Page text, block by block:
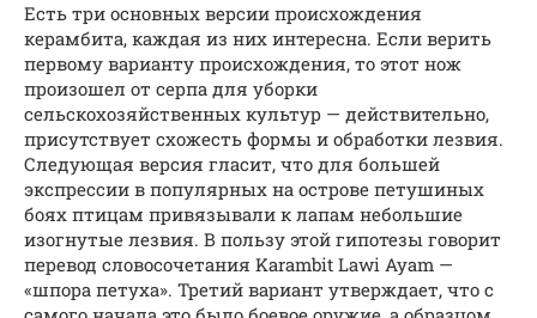
Есть три основных версии происхождения
керамбита, каждая из них интересна. Если верить
первому варианту происхождения, то этот нож
произошел от серпа для уборки
сельскохозяйственных культур — действительно,
присутствует схожесть формы и обработки лезвия.
Следующая версия гласит, что для большей
экспрессии в популярных на острове петушиных
боях птицам привязывали к лапам небольшие
изогнутые лезвия. В пользу этой гипотезы говорит
перевод словосочетания Karambit Lawi Ayam —
«шпора петуха». Третий вариант утверждает, что с